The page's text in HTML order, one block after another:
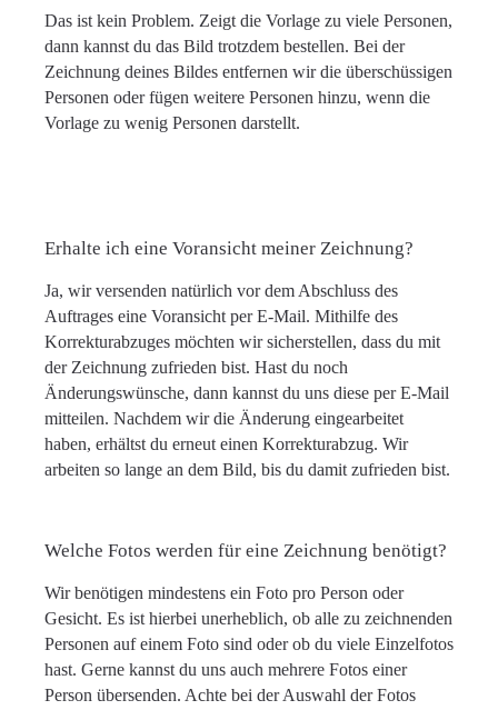
Das ist kein Problem. Zeigt die Vorlage zu viele Personen,
dann kannst du das Bild trotzdem bestellen. Bei der
Zeichnung deines Bildes entfernen wir die überschüssigen
Personen oder fügen weitere Personen hinzu, wenn die
Vorlage zu wenig Personen darstellt.
Erhalte ich eine Voransicht meiner Zeichnung?
Ja, wir versenden natürlich vor dem Abschluss des
Auftrages eine Voransicht per E-Mail. Mithilfe des
Korrekturabzuges möchten wir sicherstellen, dass du mit
der Zeichnung zufrieden bist. Hast du noch
Änderungswünsche, dann kannst du uns diese per E-Mail
mitteilen. Nachdem wir die Änderung eingearbeitet
haben, erhältst du erneut einen Korrekturabzug. Wir
arbeiten so lange an dem Bild, bis du damit zufrieden bist.
Welche Fotos werden für eine Zeichnung benötigt?
Wir benötigen mindestens ein Foto pro Person oder
Gesicht. Es ist hierbei unerheblich, ob alle zu zeichnenden
Personen auf einem Foto sind oder ob du viele Einzelfotos
hast. Gerne kannst du uns auch mehrere Fotos einer
Person übersenden. Achte bei der Auswahl der Fotos